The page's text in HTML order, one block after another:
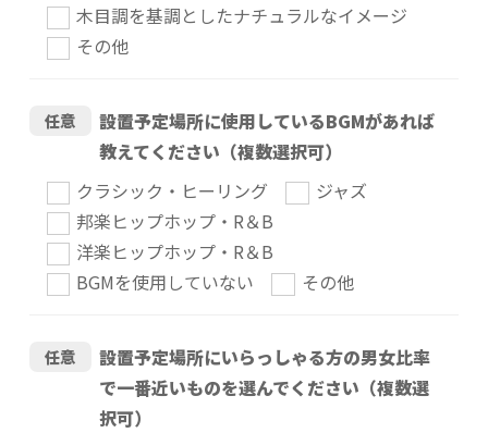
木目調を基調としたナチュラルなイメージ
その他
任意
設置予定場所に使用しているBGMがあれば
教えてください（複数選択可）
クラシック・ヒーリング
ジャズ
邦楽ヒップホップ・R＆B
洋楽ヒップホップ・R＆B
BGMを使用していない
その他
任意
設置予定場所にいらっしゃる方の男女比率
で一番近いものを選んでください（複数選
択可）